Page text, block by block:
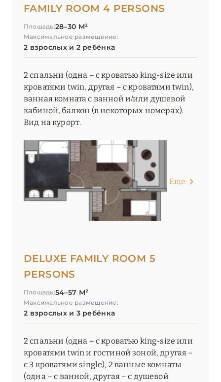
FAMILY ROOM 4 PERSONS
Площадь:28–30 М²
Максимальное размещение:
2 взрослых и 2 ребёнка
2 спальни (одна – с кроватью king-size или
кроватями twin, другая – с кроватями twin),
ванная комната с ванной и/или душевой
кабиной, балкон (в некоторых номерах).
Вид на курорт.
Еще
DELUXE FAMILY ROOM 5
PERSONS
Площадь:54–57 М²
Максимальное размещение:
2 взрослых и 3 ребёнка
2 спальни (одна – с кроватью king-size или
кроватями twin и гостиной зоной, другая –
с 3 кроватями single), 2 ванные комнаты
(одна – с ванной, другая – с душевой